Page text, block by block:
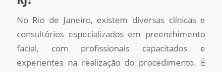
No Rio de Janeiro, existem diversas clínicas e
consultórios especializados em preenchimento
facial, com profissionais capacitados e
experientes na realização do procedimento. É